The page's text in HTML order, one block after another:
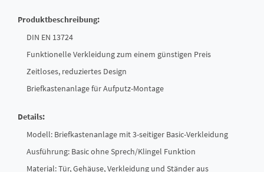
Produktbeschreibung:
DIN EN 13724
Funktionelle Verkleidung zum einem günstigen Preis
Zeitloses, reduziertes Design
Briefkastenanlage für Aufputz-Montage
Details:
Modell: Briefkastenanlage mit 3-seitiger Basic-Verkleidung
Ausführung: Basic ohne Sprech/Klingel Funktion
Material: Tür, Gehäuse, Verkleidung und Ständer aus